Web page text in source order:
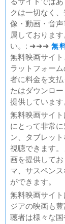
FUKUYAMA
@NIPPON
春の画
熱のあとに
Civil War（原
翔んで埼玉 ～
クは一切なく
像・動画・音
属しておりま
い。: ➜➜➜無
無料映画サイ
ラットフォー
者に料金を支
たはダウンロ
提供しています
無料映画サイ
にとって非常
ン、タブレッ
視聴できます
画を提供して
マ、サスペン
ができます。
無料映画サイ
ジアの映画も
聴者は様々な